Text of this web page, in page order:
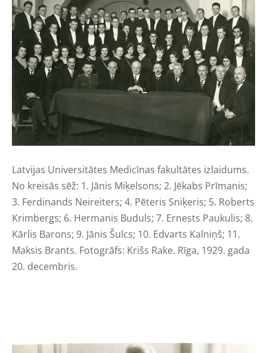
Latvijas Universitātes Medicīnas fakultātes izlaidums.
No kreisās sēž: 1. Jānis Miķelsons; 2. Jēkabs Prīmanis;
3. Ferdinands Neireiters; 4. Pēteris Sniķeris; 5. Roberts
Krimbergs; 6. Hermanis Buduls; 7. Ernests Paukulis; 8.
Kārlis Barons; 9. Jānis Šulcs; 10. Edvarts Kalniņš; 11.
Maksis Brants. Fotogrāfs: Krišs Rake. Rīga, 1929. gada
20. decembris.